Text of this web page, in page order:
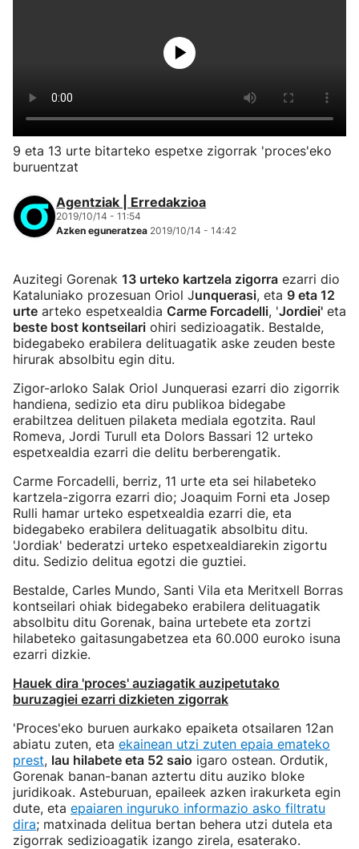
9 eta 13 urte bitarteko espetxe zigorrak 'proces'eko
buruentzat
Agentziak | Erredakzioa
2019/10/14 - 11:54
Azken eguneratzea 2019/10/14 - 14:42
Auzitegi Gorenak 13 urteko kartzela zigorra ezarri dio
Kataluniako prozesuan Oriol Junquerasi, eta 9 eta 12
urte arteko espetxealdia Carme Forcadelli, 'Jordiei' eta
beste bost kontseilari ohiri sedizioagatik. Bestalde,
bidegabeko erabilera delituagatik aske zeuden beste
hirurak absolbitu egin ditu.
Zigor-arloko Salak Oriol Junquerasi ezarri dio zigorrik
handiena, sedizio eta diru publikoa bidegabe
erabiltzea delituen pilaketa mediala egotzita. Raul
Romeva, Jordi Turull eta Dolors Bassari 12 urteko
espetxealdia ezarri die delitu berberengatik.
Carme Forcadelli, berriz, 11 urte eta sei hilabeteko
kartzela-zigorra ezarri dio; Joaquim Forni eta Josep
Rulli hamar urteko espetxealdia ezarri die, eta
bidegabeko erabilera delituagatik absolbitu ditu.
'Jordiak' bederatzi urteko espetxealdiarekin zigortu
ditu. Sedizio delitua egotzi die guztiei.
Bestalde, Carles Mundo, Santi Vila eta Meritxell Borras
kontseilari ohiak bidegabeko erabilera delituagatik
absolbitu ditu Gorenak, baina urtebete eta zortzi
hilabeteko gaitasungabetzea eta 60.000 euroko isuna
ezarri dizkie.
Hauek dira 'proces' auziagatik auzipetutako
buruzagiei ezarri dizkieten zigorrak
'Proces'eko buruen aurkako epaiketa otsailaren 12an
abiatu zuten, eta ekainean utzi zuten epaia emateko
prest, lau hilabete eta 52 saio igaro ostean. Ordutik,
Gorenak banan-banan aztertu ditu auziko bloke
juridikoak. Asteburuan, epaileek azken irakurketa egin
dute, eta epaiaren inguruko informazio asko filtratu
dira; matxinada delitua bertan behera utzi dutela eta
zigorrak sedizioagatik izango zirela, esaterako.